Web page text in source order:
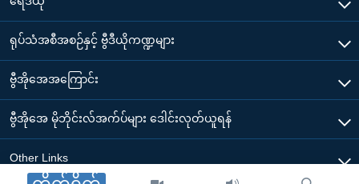
ရုပ်သံအစီအစဉ်နှင့် ဗွီဒီယိုကဏ္ဍများ
ဗွီအိုအေအကြောင်း
ဗွီအိုအေ မိုဘိုင်းလ်အက်ပ်များ ဒေါင်းလုတ်ယူရန်
Other Links